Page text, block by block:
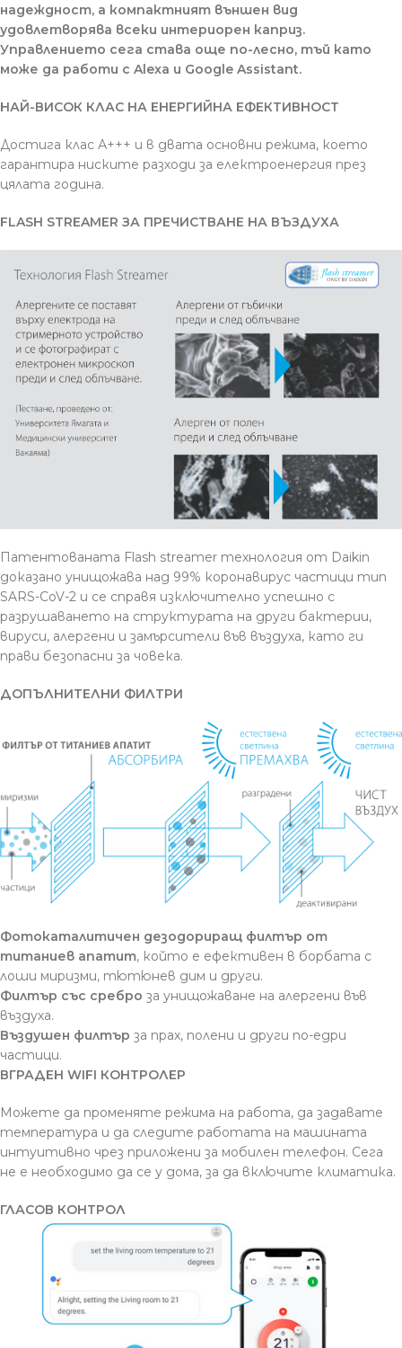
надеждност, а компактният външен вид
удовлетворява всеки интериорен каприз.
Управлението сега става още по-лесно, тъй като
може да работи с Alexa и Google Assistant.
НАЙ-ВИСОК КЛАС НА ЕНЕРГИЙНА ЕФЕКТИВНОСТ
Достига клас А+++ и в двата основни режима, което
гарантира ниските разходи за електроенергия през
цялата година.
FLASH STREAMER ЗА ПРЕЧИСТВАНЕ НА ВЪЗДУХА
Патентованата Flash streamer технология от Daikin
доказано унищожава над 99% коронавирус частици тип
SARS-CoV-2 и се справя изключително успешно с
разрушаването на структурата на други бактерии,
вируси, алергени и замърсители във въздуха, като ги
прави безопасни за човека.
ДОПЪЛНИТЕЛНИ ФИЛТРИ
Фотокаталитичен дезодориращ филтър от
титаниев апатит, който е ефективен в борбата с
лоши миризми, тютюнев дим и други.
Филтър със сребро за унищожаване на алергени във
въздуха.
Въздушен филтър за прах, полени и други по-едри
частици.
ВГРАДЕН WIFI КОНТРОЛЕР
Можете да променяте режима на работа, да задавате
температура и да следите работата на машината
интуитивно чрез приложени за мобилен телефон. Сега
не е необходимо да се у дома, за да включите климатика.
ГЛАСОВ КОНТРОЛ